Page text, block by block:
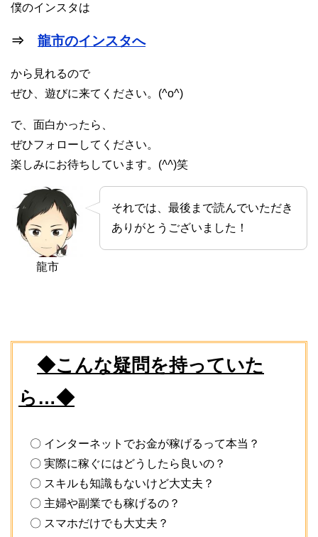
僕のインスタは
⇒ 龍市のインスタへ
から見れるので
ぜひ、遊びに来てください。(^o^)
で、面白かったら、
ぜひフォローしてください。
楽しみにお待ちしています。(^^)笑
龍市
それでは、最後まで読んでいただき
ありがとうございました！
◆こんな疑問を持っていた
ら…◆
〇 インターネットでお金が稼げるって本当？
〇 実際に稼ぐにはどうしたら良いの？
〇 スキルも知識もないけど大丈夫？
〇 主婦や副業でも稼げるの？
〇 スマホだけでも大丈夫？